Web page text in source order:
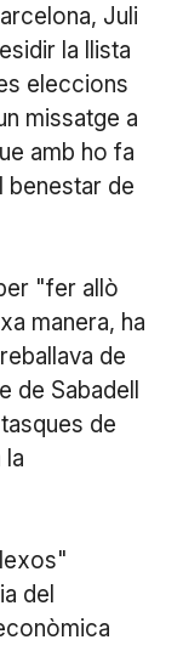
Juli
la llista
eleccions
missatge a
amb ho fa
benestar de
"fer allò
manera, ha
de
de Sabadell
de
la
del